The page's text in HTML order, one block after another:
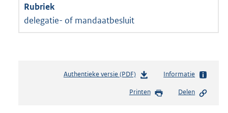
delegatie- of mandaatbesluit
Authentieke versie (PDF)b
s
Informatie
Printen Delen